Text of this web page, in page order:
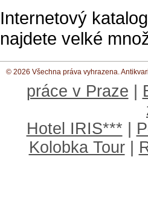
Internetový
najdete velké
© 2026 Všechna práva vyhrazena.
práce v Praze
Hotel IRIS***
Kolobka Tour